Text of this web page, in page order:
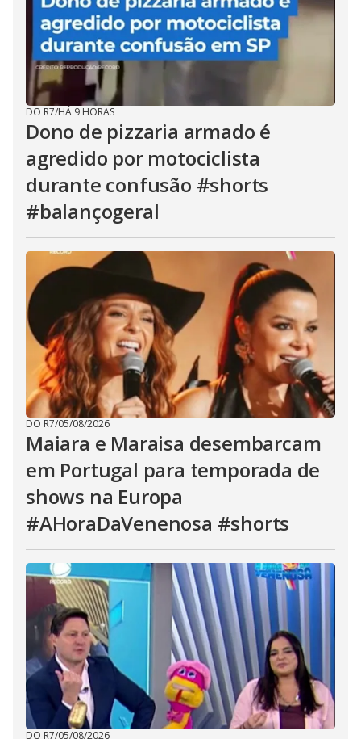
DO R7/HÁ 9 HORAS
Dono de pizzaria armado é
agredido por motociclista
durante confusão #shorts
#balançogeral
DO R7/05/08/2026
Maiara e Maraisa desembarcam
em Portugal para temporada de
shows na Europa
#AHoraDaVenenosa #shorts
DO R7/05/08/2026